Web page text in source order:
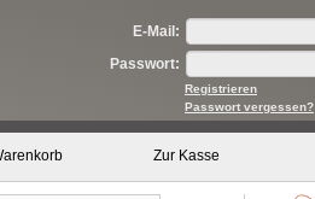
E-Mail:
Passwort:
Registrieren
Passwort vergessen?
Zur Kasse